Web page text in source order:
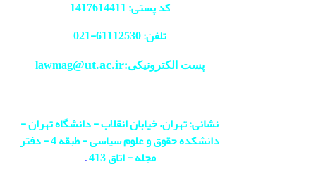
کد پستی: 1417614411
تلفن: 61112530-
021
پست الکترونیکی:lawmag@ut.ac.ir
نشانی: تهران، خیابان انقلاب - دانشگاه تهران -
دانشکده حقوق و علوم سیاسی - طبقه 4 - دفتر
مجله - اتاق 413
.